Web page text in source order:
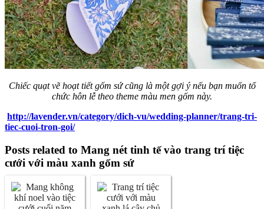
Chiếc quạt vẽ hoạt tiết gốm sứ cũng là một gợi ý nếu bạn muốn tổ
chức hôn lễ theo theme màu men gốm này.
http://lavender.vn/category/dich-vu/wedding-planner/trang-tri-
tiec-cuoi-tron-goi/
Posts related to Mang nét tinh tế vào trang trí tiệc
cưới với màu xanh gốm sứ